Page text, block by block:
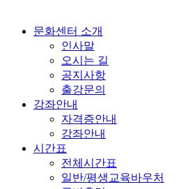
문화센터 소개
인사말
오시는 길
공지사항
출강문의
강좌안내
자격증안내
강좌안내
시간표
전체시간표
일반/평생교육바우처